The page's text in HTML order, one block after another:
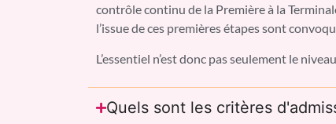
contrôle continu de la Première à la
l’issue de ces premières étapes sont
L’essentiel n’est donc pas seulement le
Quels sont les critères